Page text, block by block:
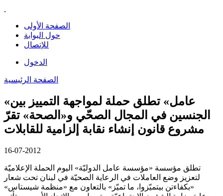
الصفحة الأولى
حول البوابة
للإتصال
الدخول
الصفحة الرئيسية
«عامل» تطلق حملة لمواجهة التمييز بين
الجنسين في المجال الصحّي و«الصحة» تقرّ
مشروع قانون إنشاء نقابة إلزامية للقابلات
16-07-2012
تطلق مؤسسة «مؤسسة عامل الدوليّة» اليوم الحملة الإعلاميّة
لتعزيز وضع العاملات في الرعاية الصحيّة في لبنان تحت شعار
«بكفاءتن بيتميّزوا، ما تميّز» بالتعاون مع «منظمة شيستاس»